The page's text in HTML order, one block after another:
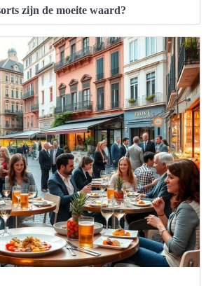
zijn de moeite waard?